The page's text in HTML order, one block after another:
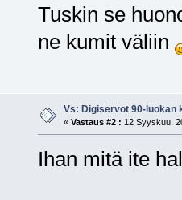
Tuskin se
ne kumit väliin
Vs: Digiservot 90-luokan
« Vastaus #2 : 12 Syyskuu,
Ihan mitä ite